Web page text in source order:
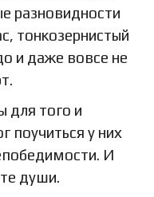
разновидности
тонкозернистый
и даже вовсе не
для того и
поучиться у них
И
души.